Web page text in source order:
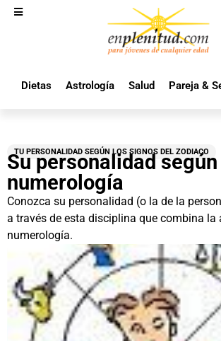
Dietas Astrología Salud Pareja &
TU PERSONALIDAD SEGÚN LOS SIGNOS DEL ZODIACO
Su personalidad
numerología
Conozca su personalidad (o la de la
a través de esta disciplina que combina la
numerología.